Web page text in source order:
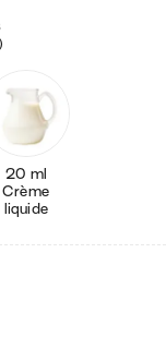
20 ml
Crème
liquide